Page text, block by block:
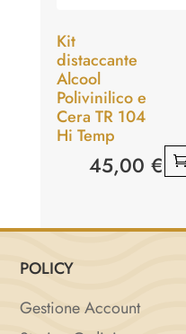
Kit
distaccante
Alcool
Polivinilico e
Cera TR 104
Hi Temp
45,00€
POLICY
Gestione Account